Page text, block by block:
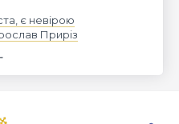
є невірою
Приріз